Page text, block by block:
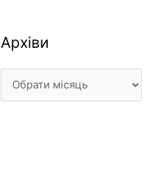
Архіви
Архіви